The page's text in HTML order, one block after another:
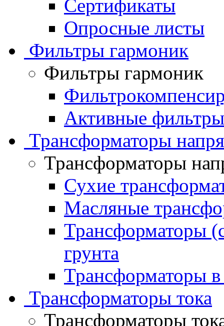
Сертификаты
Опросные листы
Фильтры гармоник
Фильтры гармоник
Активные
Трансформаторы
Трансформаторы
Сухие
Масляные
Трансформаторы
грунта
Трансформаторы
Трансформаторы тока
Трансформаторы